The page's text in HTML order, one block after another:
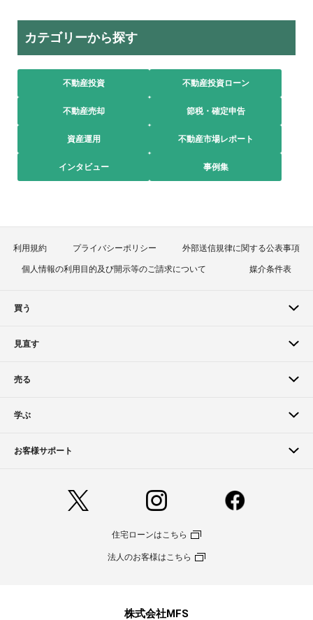
カテゴリーから探す
不動産投資 不動産投資ローン
不動産売却 節税・確定申告
資産運用 不動産市場レポート
インタビュー 事例集
利用規約 プライバシーポリシー 外部送信規律に関する公表事項
個人情報の利用目的及び開示等のご請求について 媒介条件表
買う
見直す
売る
学ぶ
お客様サポート
住宅ローンはこちら
法人のお客様はこちら
株式会社MFS